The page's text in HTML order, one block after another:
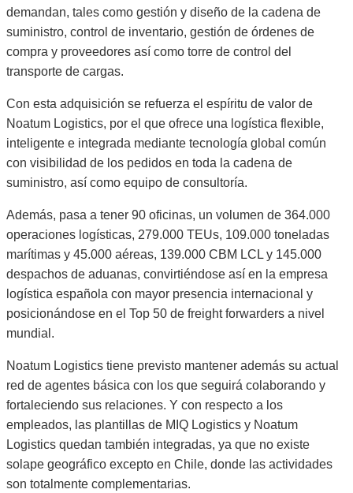
demandan, tales como gestión y diseño de la cadena de
suministro, control de inventario, gestión de órdenes de
compra y proveedores así como torre de control del
transporte de cargas.
Con esta adquisición se refuerza el espíritu de valor de
Noatum Logistics, por el que ofrece una logística flexible,
inteligente e integrada mediante tecnología global común
con visibilidad de los pedidos en toda la cadena de
suministro, así como equipo de consultoría.
Además, pasa a tener 90 oficinas, un volumen de 364.000
operaciones logísticas, 279.000 TEUs, 109.000 toneladas
marítimas y 45.000 aéreas, 139.000 CBM LCL y 145.000
despachos de aduanas, convirtiéndose así en la empresa
logística española con mayor presencia internacional y
posicionándose en el Top 50 de freight forwarders a nivel
mundial.
Noatum Logistics tiene previsto mantener además su actual
red de agentes básica con los que seguirá colaborando y
fortaleciendo sus relaciones. Y con respecto a los
empleados, las plantillas de MIQ Logistics y Noatum
Logistics quedan también integradas, ya que no existe
solape geográfico excepto en Chile, donde las actividades
son totalmente complementarias.